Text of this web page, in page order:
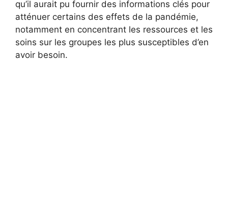
qu’il aurait pu fournir des informations clés pour
atténuer certains des effets de la pandémie,
notamment en concentrant les ressources et les
soins sur les groupes les plus susceptibles d’en
avoir besoin.